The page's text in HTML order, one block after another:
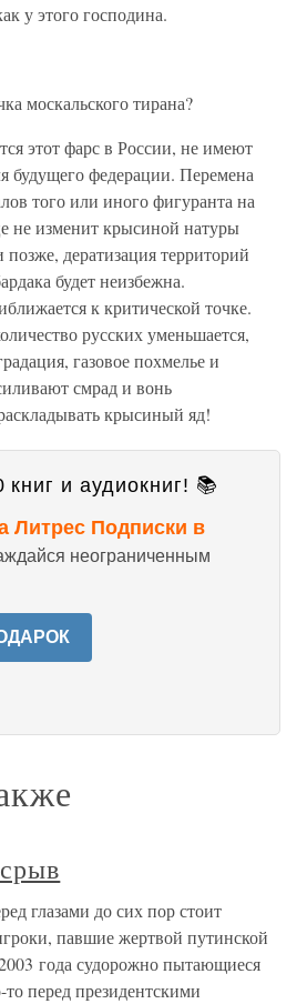
у этого господина.
москальского тирана?
этот фарс в России, не имеют
будущего федерации. Перемена
того или иного фигуранта на
не изменит крысиной натуры
дератизация территорий
будет неизбежна.
к критической точке.
русских уменьшается,
газовое похмелье и
смрад и вонь
крысиный яд!
и аудиокниг! 📚
Литрес Подписки в
неограниченным
глазами до сих пор стоит
павшие жертвой путинской
года судорожно пытающиеся
то перед президентскими